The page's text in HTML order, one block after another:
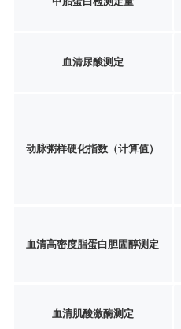
血清尿酸测定
动脉粥样硬化指数（计算值）
血清高密度脂蛋白胆固醇测定
血清肌酸激酶测定